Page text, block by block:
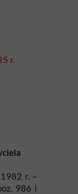
r. –
986 i
r.